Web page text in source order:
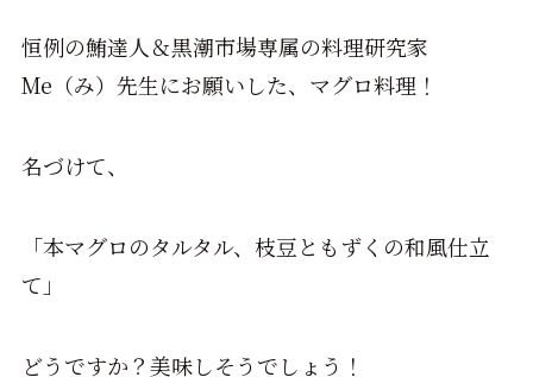
恒例の鮪達人＆黒潮市場専属の料理研究家
Me（み）先生にお願いした、マグロ料理！
名づけて、
「本マグロのタルタル、枝豆ともずくの和風仕立
て」
どうですか？美味しそうでしょう！